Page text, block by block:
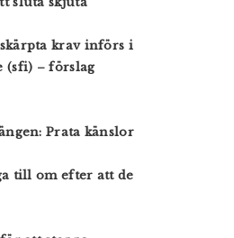
krav införs i
(sfi) – förslag
Prata känslor
till om efter att de